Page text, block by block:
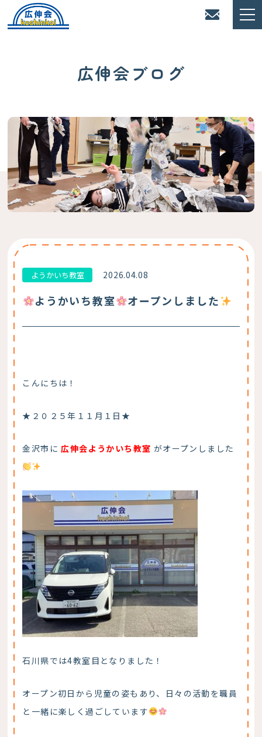
広伸会ブログ
ようかいち教室 2026.04.08
ようかいち教室 オープンしました
こんにちは！
★２０２５年１１月１日★
金沢市に広伸会ようかいち教室 がオープンしました
石川県では4教室目となりました！
オープン初日から児童の姿もあり、日々の活動を職員
と一緒に楽しく過ごしています